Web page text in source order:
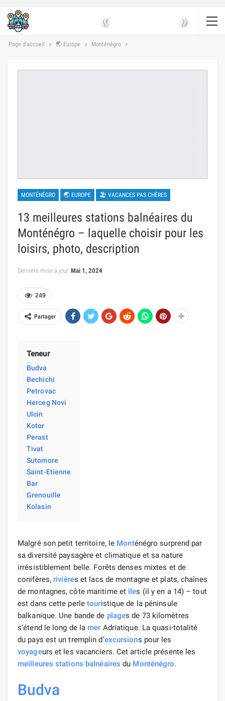
« »
Page d'accueil 🌏 Europe Monténégro
MONTÉNÉGRO 🌏 EUROPE 🏖 VACANCES PAS CHÈRES
13 meilleures stations balnéaires du
Monténégro – laquelle choisir pour les
loisirs, photo, description
Dernière mise à jour Mai 1, 2024
249
Partager
Teneur
Budva
Bechichi
Petrovac
Herceg Novi
Ulcin
Kotor
Perast
Tivat
Sutomore
Saint-Etienne
Bar
Grenouille
Kolasin
Malgré son petit territoire, le Monténégro surprend par
sa diversité paysagère et climatique et sa nature
irrésistiblement belle. Forêts denses mixtes et de
conifères, rivières et lacs de montagne et plats, chaînes
de montagnes, côte maritime etîles (il y en a 14) – tout
est dans cette perletouristique de la péninsule
balkanique. Une bande de plages de 73 kilomètres
s’étend le long de la mer Adriatique. La quasi-totalité
du pays est un tremplin d’excursions pour les
voyageurs et les vacanciers. Cet article présente les
meilleures stations balnéaires du Monténégro.
Budva